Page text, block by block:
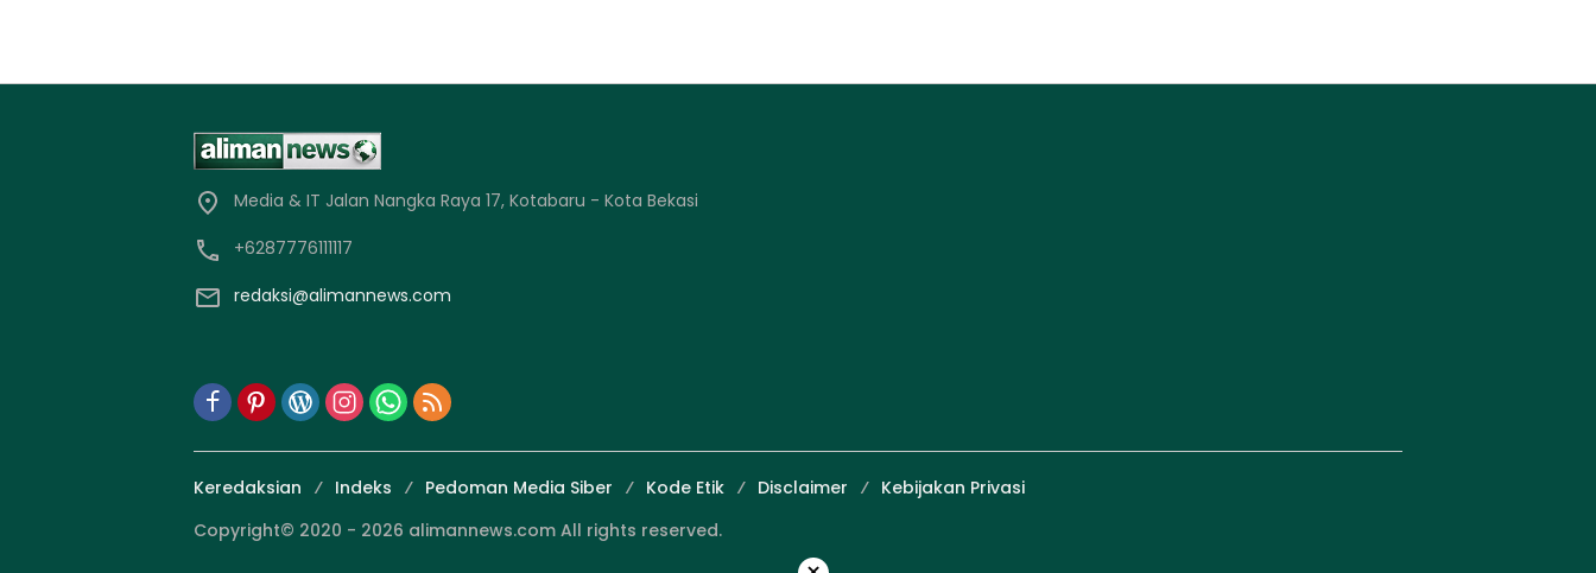
Media & IT Jalan Nangka Raya 17, Kotabaru - Kota Bekasi
+6287776111117
redaksi@alimannews.com
Keredaksian Indeks Pedoman Media Siber Kode Etik Disclaimer
Kebijakan Privasi
Copyright© 2020 - 2026 alimannews.com All rights reserved.